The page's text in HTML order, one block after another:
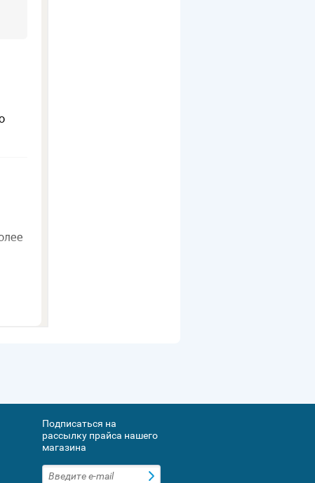
Подписаться на
рассылку прайса нашего
магазина